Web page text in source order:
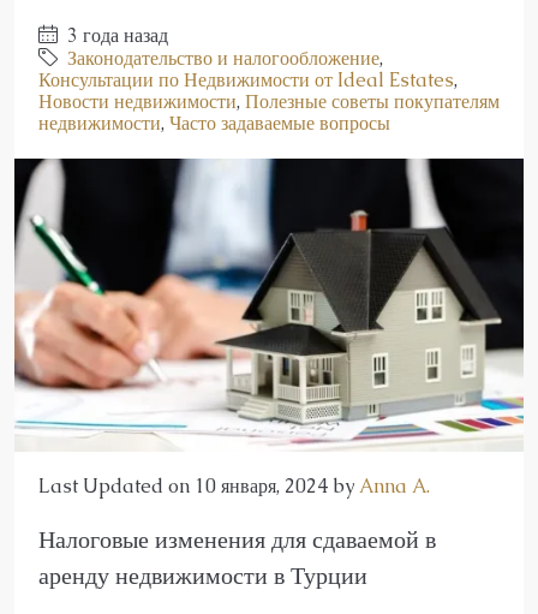
3 года назад
Законодательство и налогообложение,
Консультации по Недвижимости от Ideal Estates,
Новости недвижимости, Полезные советы покупателям
недвижимости, Часто задаваемые вопросы
Last Updated on 10 января, 2024 byAnna A.
Налоговые изменения для сдаваемой в
аренду недвижимости в Турции